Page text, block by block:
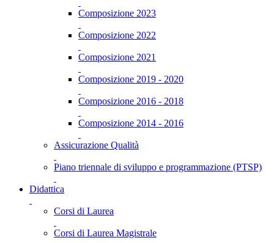
Composizione 2023
Composizione 2022
Composizione 2021
Composizione 2019 - 2020
Composizione 2016 - 2018
Composizione 2014 - 2016
Assicurazione Qualità
Piano triennale di sviluppo e programmazione (PTSP)
Didattica
Corsi di Laurea
Corsi di Laurea Magistrale